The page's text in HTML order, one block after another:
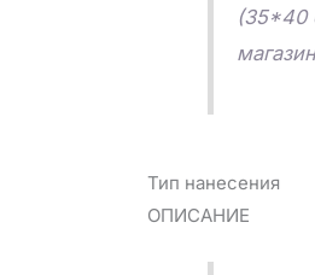
(35*40
Тип нанесения
ОПИСАНИЕ